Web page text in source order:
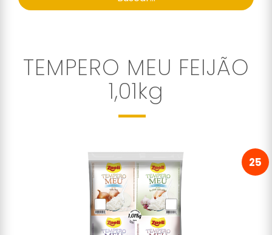
TEMPERO MEU FEIJÃO
1,01kg
25